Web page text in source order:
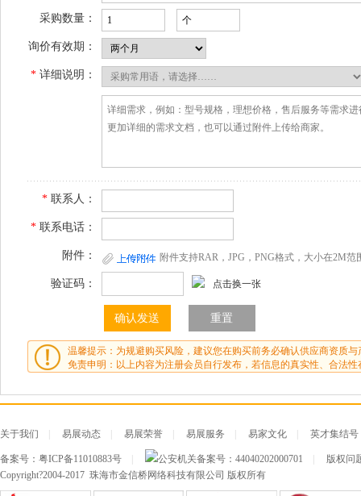
采购数量：
询价有效期：
* 详细说明：
* 联系人：
* 联系电话：
附件： 附件支持RAR，JPG，PNG格式，大小在2M范
验证码： 点击换一张
温馨提示：为规避购买风险，建议您在购买前务必确认供应商资质与
免责申明：以上内容为注册会员自行发布，若信息的真实性、合法性
关于我们 易展动态 易展荣誉 易展服务 易家文化 英才集结号
备案号： 粤ICP备11010883号 公安机关备案号： 44040202000701
版权问
Copyright?2004-2017 珠海市金信桥网络科技有限公司 版权所有